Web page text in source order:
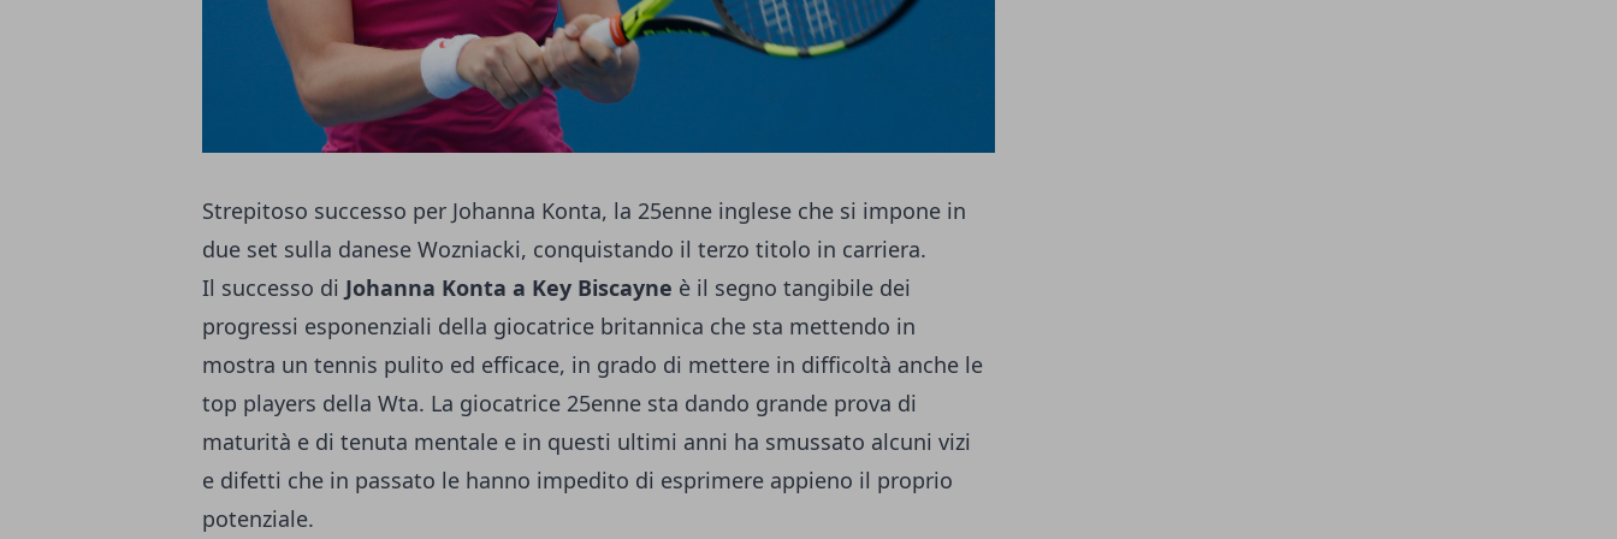
Strepitoso successo per Johanna Konta, la 25enne inglese che si impone in
due set sulla danese Wozniacki, conquistando il terzo titolo in carriera.
Il successo di Johanna Konta a Key Biscayne è il segno tangibile dei
progressi esponenziali della giocatrice britannica che sta mettendo in
mostra un tennis pulito ed efficace, in grado di mettere in difficoltà anche le
top players della Wta. La giocatrice 25enne sta dando grande prova di
maturità e di tenuta mentale e in questi ultimi anni ha smussato alcuni vizi
e difetti che in passato le hanno impedito di esprimere appieno il proprio
potenziale.